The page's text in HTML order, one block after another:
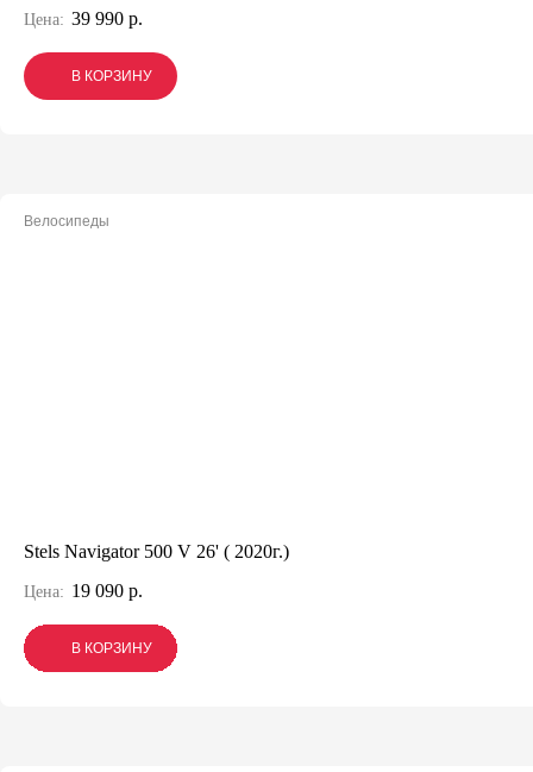
Цена: 39 990 р.
В КОРЗИНУ
В КОРЗИНУ
В КОРЗИНУ
Велосипеды
Stels Navigator 500 V 26' ( 2020г.)
Цена: 19 090 р.
В КОРЗИНУ
В КОРЗИНУ
В КОРЗИНУ